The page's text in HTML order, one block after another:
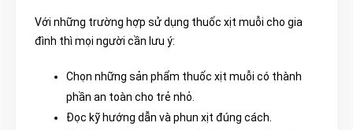
Với những trường hợp sử dụng thuốc xịt muỗi cho gia
đình thì mọi người cần lưu ý:
Chọn những sản phẩm thuốc xịt muỗi có thành
phần an toàn cho trẻ nhỏ.
Đọc kỹ hướng dẫn và phun xịt đúng cách.